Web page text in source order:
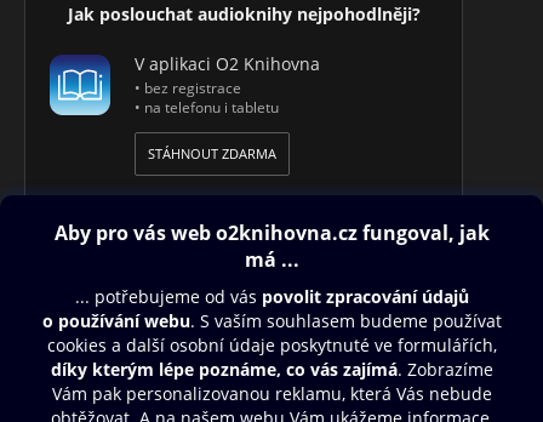
Jak poslouchat audioknihy nejpohodlněji?
V aplikaci O2 Knihovna
• bez registrace
• na telefonu i tabletu
STÁHNOUT ZDARMA
Obsah ke stažení
Moje O2 Knihovna
Další zábava